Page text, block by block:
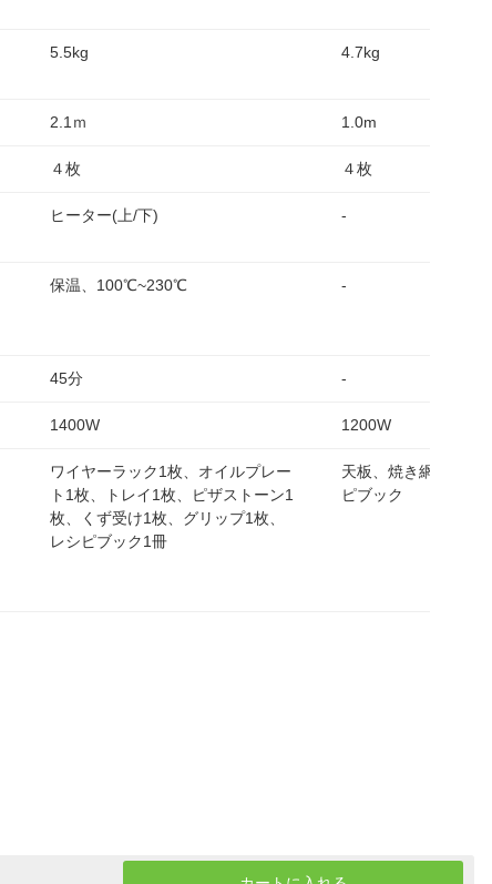
5.5kg
2.1ｍ
４枚
ヒーター(上/下)
保温、100℃~230℃
45分
1400W
ワイヤーラック1枚、オイルプレー
ト1枚、トレイ1枚、ピザストーン1
枚、くず受け1枚、グリップ1枚、
レシピブック1冊
4.7kg
1.0m
４枚
-
-
-
1200W
天板、焼き網、あし
ピブック